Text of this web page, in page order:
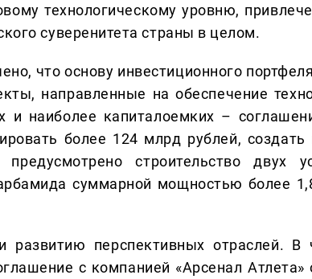
технологическому уровню,
суверенитета страны в целом.
что основу инвестиционного
направленные на обеспечение
и наиболее капиталоемких –
более 124 млрд рублей,
строительство двух
суммарной мощностью более
развитию перспективных отраслей. В
с компанией «Арсенал Атлета»